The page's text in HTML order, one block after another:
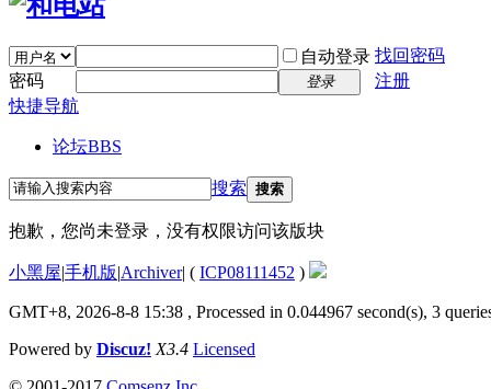
自动登录 找回密码
密码
登录
注册
快捷导航
论坛BBS
搜索 搜索
抱歉，您尚未登录，没有权限访问该版块
小黑屋|手机版|Archiver| ( ICP08111452 )
GMT+8, 2026-8-8 15:38 , Processed in 0.044967 second(s), 3
Powered by Discuz! X3.4 Licensed